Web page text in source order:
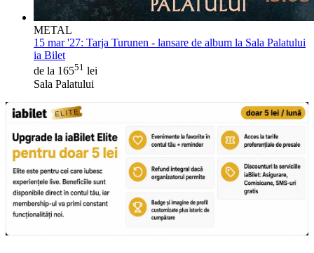
METAL
15 mar '27: Tarja Turunen - lansare de album la Sala Palatului
ia Bilet
de la 16551 lei
Sala Palatului